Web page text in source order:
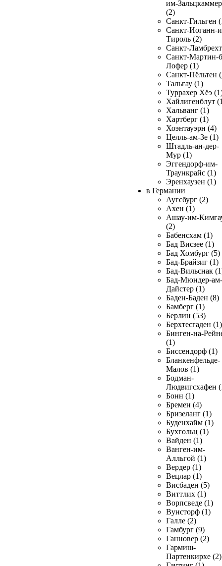
им-
(2)
Санкт-Гильген
Санкт-Иоганн-
Тироль (2)
Санкт-
Санкт-Мартин-
Лофер (1)
Санкт-Пёльтен
Тальгау (1)
Туррахер Хёэ
Хайлигенблут
Хальванг (1)
Хартберг (1)
Хоэнтауэрн (4)
Целль-ам-Зе (1)
Штадль-ан-дер-
Мур (1)
Эггендорф-им-
Траункрайс (1)
Эренхаузен (1)
в Германии
Аугсбург (2)
Ахен (1)
Ашау-им-
(2)
Бабенсхам (1)
Бад Висзее (1)
Бад Хомбург (5)
Бад-Брайзиг (1)
Бад-Вильснак
Бад-Мюндер-ам-
Дайстер (1)
Баден-Баден (8)
Бамберг (1)
Берлин (53)
Берхтесгаден (1)
Бинген-на-
(1)
Биссендорф (1)
Бланкенфельде-
Малов (1)
Бодман-
Людвигсхафен
Бонн (1)
Бремен (4)
Бризеланг (1)
Буденхайм (1)
Бухгольц (1)
Вайден (1)
Ванген-им-
Алльгой (1)
Вердер (1)
Вецлар (1)
Висбаден (5)
Виттлих (1)
Ворпсведе (1)
Вунсторф (1)
Галле (2)
Гамбург (9)
Ганновер (2)
Гармиш-
Партенкирхе (2)